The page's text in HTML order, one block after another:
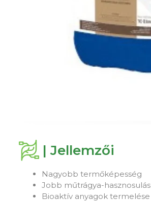
| Jellemzői
Nagyobb termőképesség
Jobb műtrágya-hasznosulás
Bioaktív anyagok termelése